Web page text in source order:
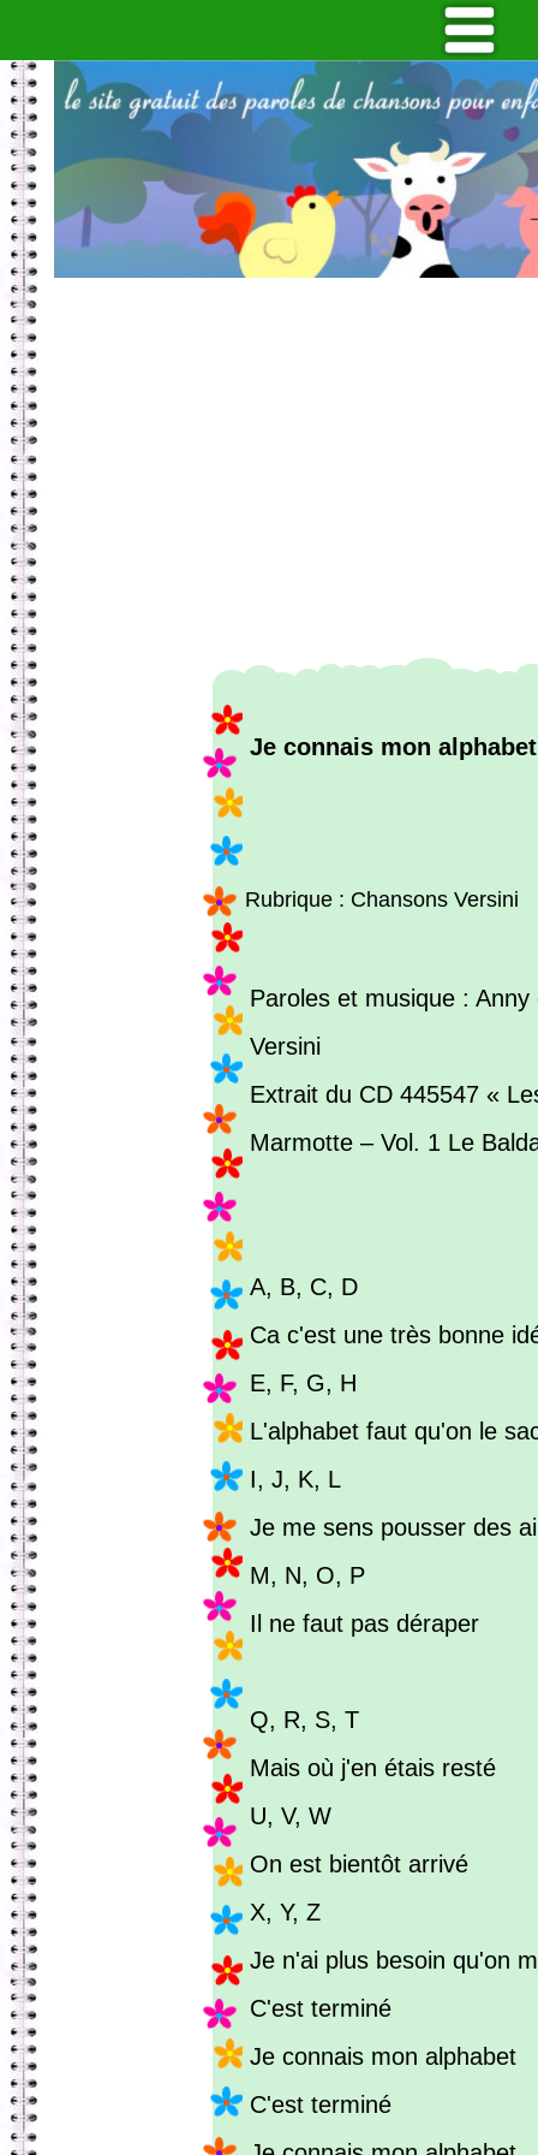
Je connais mon alphabet
Rubrique : Chansons Versini
Paroles et musique :
Versini
Extrait du CD 445547 «
Marmotte – Vol. 1 Le
A, B, C, D
Ca c'est une très bonne
E, F, G, H
L'alphabet faut qu'on le
I, J, K, L
Je me sens pousser des
M, N, O, P
Il ne faut pas déraper
Q, R, S, T
Mais où j'en étais resté
U, V, W
On est bientôt arrivé
X, Y, Z
Je n'ai plus besoin qu'on
C'est terminé
Je connais mon alphabet
C'est terminé